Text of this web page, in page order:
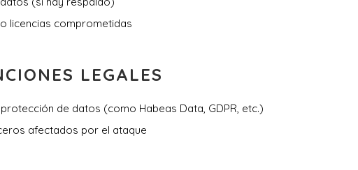
licencias comprometidas
LEGALES
de datos (como Habeas Data, GDPR, etc.)
afectados por el ataque